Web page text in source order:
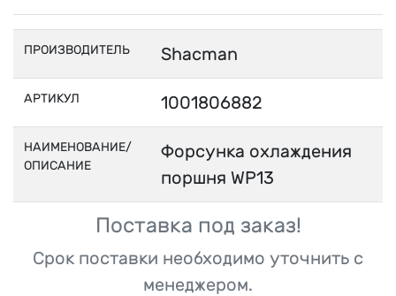
ПРОИЗВОДИТЕЛЬ Shacman
АРТИКУЛ 1001806882
НАИМЕНОВАНИЕ/
ОПИСАНИЕ
Форсунка охлаждения
поршня WP13
Поставка под заказ!
Срок поставки необходимо уточнить с
менеджером.